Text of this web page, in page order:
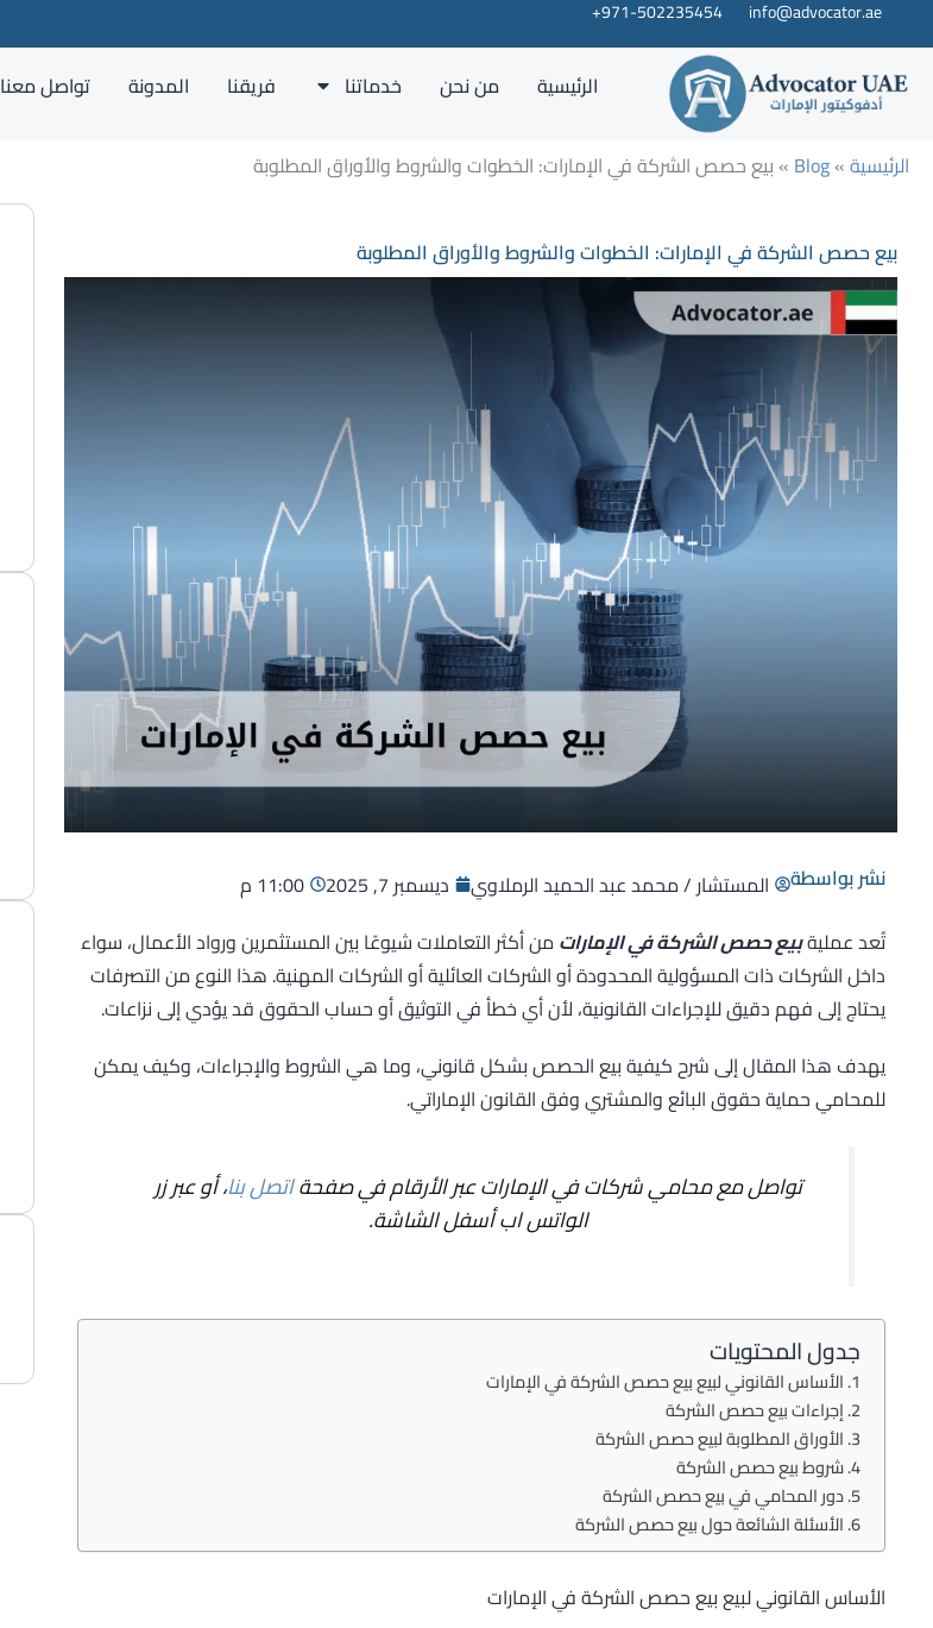
إلى
المحتوى
info@advocator.ae
971-502235454+
الرئيسية من نحن خدماتنا فريقنا المدونة تواصل معنا
الرئيسية»
Blog
» بيع حصص الشركة في الإمارات: الخطوات والشروط والأوراق المطلوبة
بيع حصص الشركة في الإمارات: الخطوات والشروط والأوراق المطلوبة
نشر بواسطة المستشار / محمد عبد الحميد الرملاوي ديسمبر 7, 2025
11:00 م
تُعد عمليةبيع حصص الشركة في الإمارات من أكثر التعاملات شيوعًا بين المستثمرين ورواد الأعمال، سواء
داخل الشركات ذات المسؤولية المحدودة أو الشركات العائلية أو الشركات المهنية. هذا النوع من التصرفات
يحتاج إلى فهم دقيق للإجراءات القانونية، لأن أي خطأ في التوثيق أو حساب الحقوق قد يؤدي إلى نزاعات.
يهدف هذا المقال إلى شرح كيفية بيع الحصص بشكل قانوني، وما هي الشروط والإجراءات، وكيف يمكن
للمحامي حماية حقوق البائع والمشتري وفق القانون الإماراتي.
تواصل مع محامي شركات في الإمارات عبر الأرقام في صفحةاتصل بنا، أو عبر زر
الواتس اب أسفل الشاشة.
جدول المحتويات
الأساس القانوني لبيع بيع حصص الشركة في الإمارات
إجراءات بيع حصص الشركة
الأوراق المطلوبة لبيع حصص الشركة
شروط بيع حصص الشركة
دور المحامي في بيع حصص الشركة
الأسئلة الشائعة حول بيع حصص الشركة
الأساس القانوني لبيع بيع حصص الشركة في الإمارات